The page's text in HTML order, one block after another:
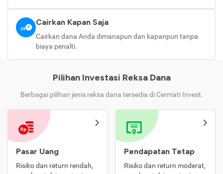
Cairkan Kapan Saja
Cairkan dana Anda dimanapun dan kapanpun tanpa
biaya penalti.
Pilihan Investasi Reksa Dana
Berbagai pilihan jenis reksa dana tersedia di Cermati Invest.
Pasar Uang
Risiko dan return rendah,
Pendapatan Tetap
Risiko dan return moderat,